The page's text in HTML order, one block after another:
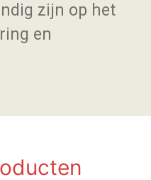
zijn op het
en